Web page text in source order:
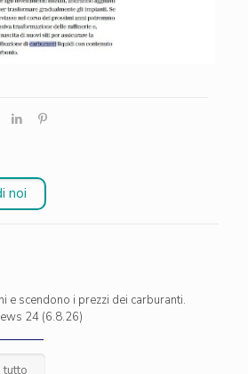
noi
e scendono i prezzi dei carburanti.
24 (6.8.26)
tutto